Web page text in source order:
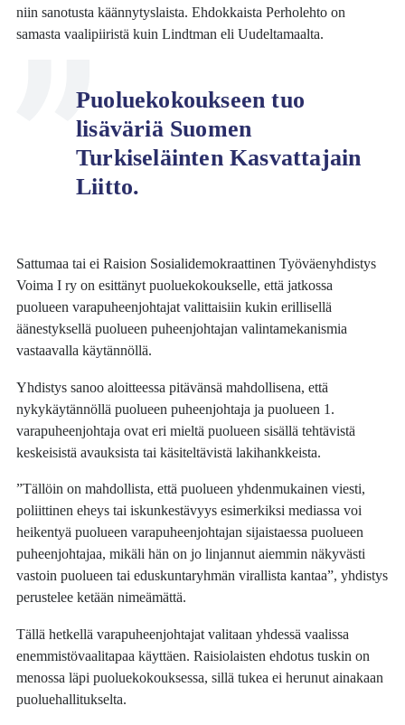
niin sanotusta käännytyslaista. Ehdokkaista Perholehto on
samasta vaalipiiristä kuin Lindtman eli Uudeltamaalta.
Puoluekokoukseen tuo
lisäväriä Suomen
Turkiseläinten Kasvattajain
Liitto.
Sattumaa tai ei Raision Sosialidemokraattinen Työväenyhdistys
Voima I ry on esittänyt puoluekokoukselle, että jatkossa
puolueen varapuheenjohtajat valittaisiin kukin erillisellä
äänestyksellä puolueen puheenjohtajan valintamekanismia
vastaavalla käytännöllä.
Yhdistys sanoo aloitteessa pitävänsä mahdollisena, että
nykykäytännöllä puolueen puheenjohtaja ja puolueen 1.
varapuheenjohtaja ovat eri mieltä puolueen sisällä tehtävistä
keskeisistä avauksista tai käsiteltävistä lakihankkeista.
”Tällöin on mahdollista, että puolueen yhdenmukainen viesti,
poliittinen eheys tai iskunkestävyys esimerkiksi mediassa voi
heikentyä puolueen varapuheenjohtajan sijaistaessa puolueen
puheenjohtajaa, mikäli hän on jo linjannut aiemmin näkyvästi
vastoin puolueen tai eduskuntaryhmän virallista kantaa”, yhdistys
perustelee ketään nimeämättä.
Tällä hetkellä varapuheenjohtajat valitaan yhdessä vaalissa
enemmistövaalitapaa käyttäen. Raisiolaisten ehdotus tuskin on
menossa läpi puoluekokouksessa, sillä tukea ei herunut ainakaan
puoluehallitukselta.